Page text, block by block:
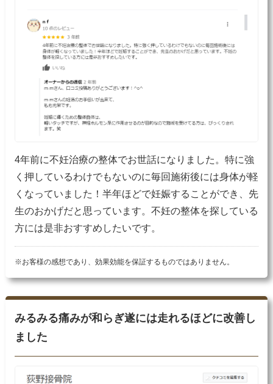
4年前に不妊治療の整体でお世話になりました。特に強
く押しているわけでもないのに毎回施術後には身体が軽
くなっていました！半年ほどで妊娠することができ、先
生のおかげだと思っています。不妊の整体を探している
方には是非おすすめしたいです。
※お客様の感想であり、効果効能を保証するものではありません。
みるみる痛みが和らぎ遂には走れるほどに改善し
ました